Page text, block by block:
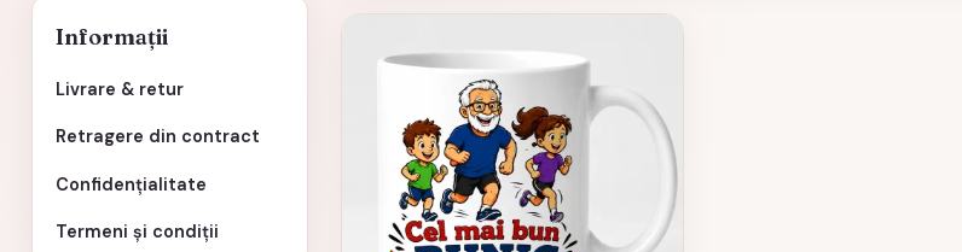
Informații
Livrare & retur
Retragere din contract
Confidențialitate
Termeni și condiții